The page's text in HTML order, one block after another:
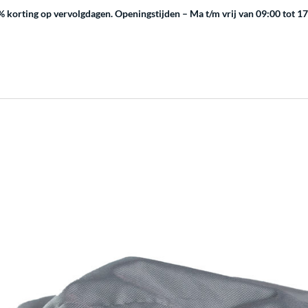
korting op vervolgdagen.Openingstijden – Ma t/m vrij van 09:00 tot